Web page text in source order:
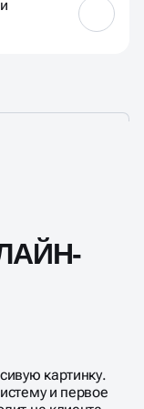
картинку.
и первое